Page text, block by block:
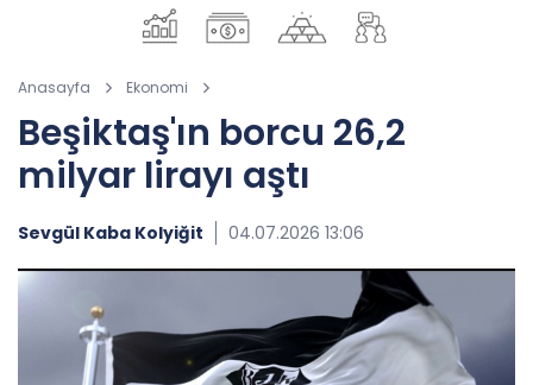
Anasayfa Ekonomi
Beşiktaş'ın borcu 26,2
milyar lirayı aştı
Sevgül Kaba Kolyiğit 04.07.2026 13:06